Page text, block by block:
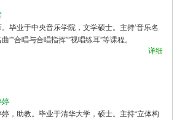
。毕业于中央音乐学院，文学硕士。主持‘音乐名
””合唱与合唱指挥””视唱练耳”等课程。
详细
婷
婷，助教。毕业于清华大学，硕士。主持“立体构